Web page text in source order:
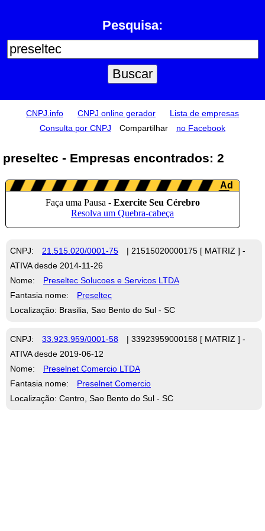
Pesquisa:
CNPJ.info CNPJ online gerador
Lista de empresas
Consulta por CNPJ
Compartilhar no Facebook
preseltec - Empresas encontrados: 2
CNPJ: 21.515.020/0001-75
| 21515020000175 [ MATRIZ ] -
ATIVA desde 2014-11-26
Nome:
Preseltec Solucoes e Servicos LTDA
Fantasia nome:
Preseltec
Localização: Brasilia, Sao Bento do Sul - SC
CNPJ: 33.923.959/0001-58
| 33923959000158 [ MATRIZ ] -
ATIVA desde 2019-06-12
Nome:
Preselnet Comercio LTDA
Fantasia nome:
Preselnet Comercio
Localização: Centro, Sao Bento do Sul - SC